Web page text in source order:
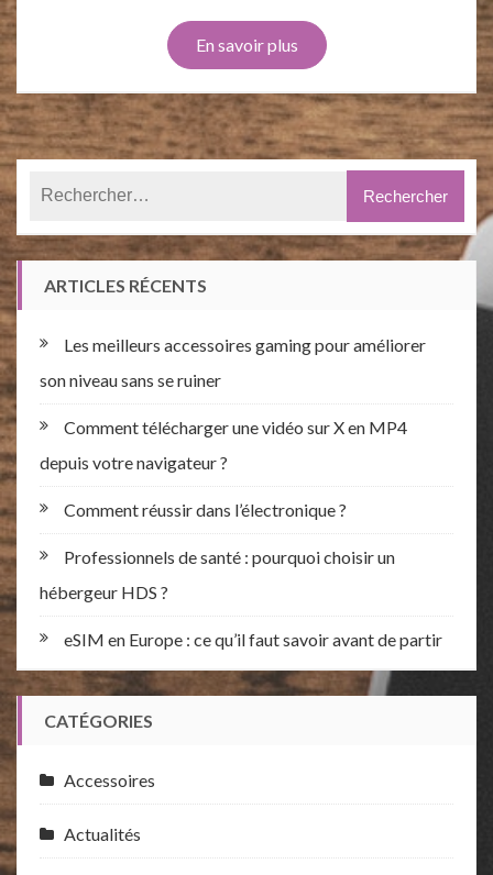
En savoir plus
ARTICLES RÉCENTS
Les meilleurs accessoires gaming pour améliorer
son niveau sans se ruiner
Comment télécharger une vidéo sur X en MP4
depuis votre navigateur ?
Comment réussir dans l’électronique ?
Professionnels de santé : pourquoi choisir un
hébergeur HDS ?
eSIM en Europe : ce qu’il faut savoir avant de partir
CATÉGORIES
Accessoires
Actualités